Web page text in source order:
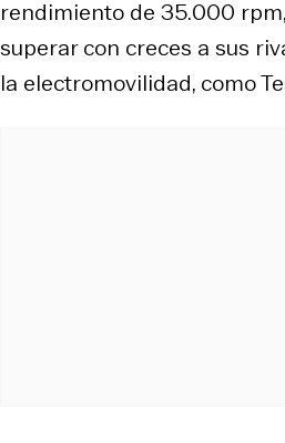
rendimiento de 35.000
superar con creces a sus
la electromovilidad, como